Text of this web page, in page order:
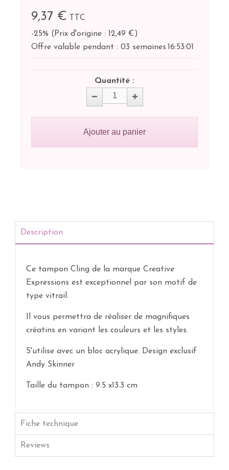
9,37 €
TTC
-25% ( Prix d'origine : 12,49 €)
Offre valable pendant : 03 semaines 16:53:00
Quantité :
Ajouter au panier
Description
Ce tampon Cling de la marque Creative
Expressions est exceptionnel par son motif de
type vitrail.
Il vous permettra de réaliser de magnifiques
créatins en variant les couleurs et les styles.
S'utilise avec un bloc acrylique. Design exclusif
Andy Skinner
Taille du tampon : 9.5 x13.3 cm
Fiche technique
Reviews